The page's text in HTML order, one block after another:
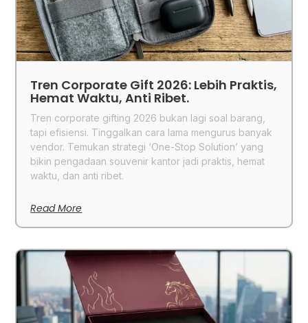
Tren Corporate Gift 2026: Lebih Praktis,
Hemat Waktu, Anti Ribet.
Tren corporate gifting 2026 bukan lagi soal barang,
tapi efisiensi. Tinggalkan cara lama mengurus banyak
vendor. Temukan strategi ‘One-Stop Solution’ yang
bikin pengadaan souvenir kantor jadi praktis, hemat
waktu, dan anti ribet.
Read More